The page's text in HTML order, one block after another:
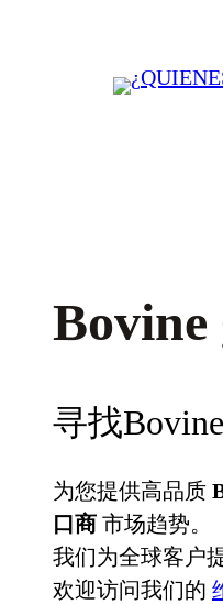
Bovine
寻找
为您提供高品质
口商 市场趋势。
我们为全球客户
欢迎访问我们的